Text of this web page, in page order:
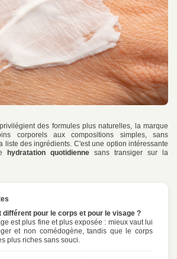
des formules plus naturelles, la marque
corporels aux compositions simples, sans
liste des ingrédients. C'est une option intéressante
hydratation quotidienne sans transiger sur la
différent pour le corps et pour le visage ?
est plus fine et plus exposée : mieux vaut lui
et non comédogène, tandis que le corps
plus riches sans souci.